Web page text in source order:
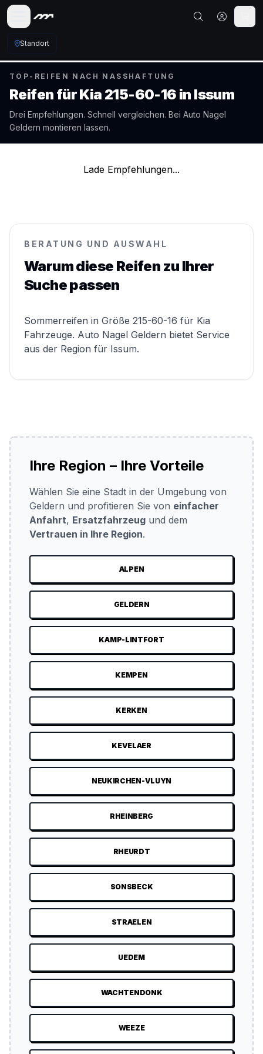
Standort
TOP-REIFEN NACH NASSHAFTUNG
Reifen fürKia 215-60-16 in Issum
Drei Empfehlungen. Schnell vergleichen. Bei Auto Nagel
Geldern montieren lassen.
Lade Empfehlungen...
BERATUNG UND AUSWAHL
Warum diese Reifen zu Ihrer
Suche passen
Sommerreifen in Größe 215-60-16 für Kia
Fahrzeuge. Auto Nagel Geldern bietet Service
aus der Region für Issum.
Ihre Region – Ihre Vorteile
Wählen Sie eine Stadt in der Umgebung von
Geldern und profitieren Sie von einfacher
Anfahrt, Ersatzfahrzeug und dem
Vertrauen in Ihre Region.
ALPEN
GELDERN
KAMP-LINTFORT
KEMPEN
KERKEN
KEVELAER
NEUKIRCHEN-VLUYN
RHEINBERG
RHEURDT
SONSBECK
STRAELEN
UEDEM
WACHTENDONK
WEEZE